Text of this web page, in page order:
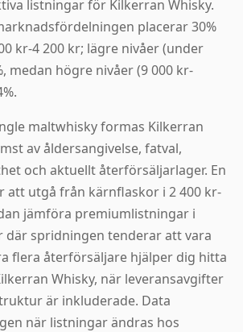
listningar för Kilkerran Whisky.
placerar 30%
kr-4 200 kr; lägre nivåer (under
medan högre nivåer (9 000 kr-
maltwhisky formas Kilkerran
av åldersangivelse, fatval,
och aktuellt återförsäljarlager. En
att utgå från kärnflaskor i 2 400 kr-
jämföra premiumlistningar i
där spridningen tenderar att vara
flera återförsäljare hjälper dig hitta
Whisky, när leveransavgifter
är inkluderade. Data
när listningar ändras hos